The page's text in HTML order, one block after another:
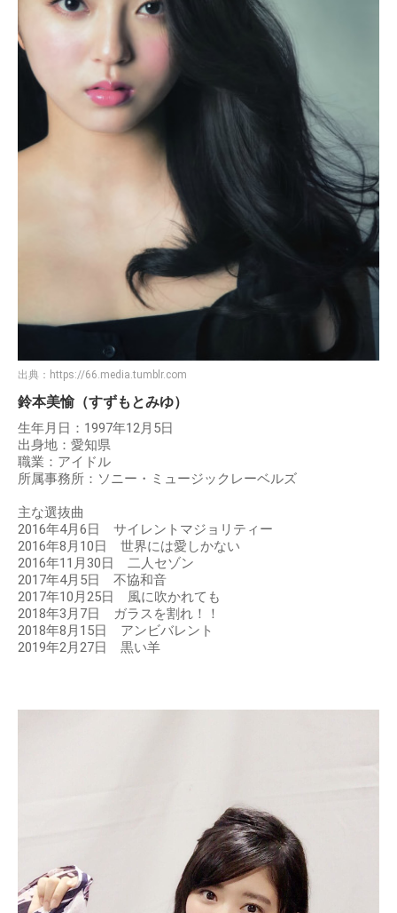
出典： https://66.media.tumblr.com
鈴本美愉（すずもとみゆ）
生年月日：1997年12月5日
出身地：愛知県
職業：アイドル
所属事務所：ソニー・ミュージックレーベルズ
主な選抜曲
2016年4月6日 サイレントマジョリティー
2016年8月10日 世界には愛しかない
2016年11月30日 二人セゾン
2017年4月5日 不協和音
2017年10月25日 風に吹かれても
2018年3月7日 ガラスを割れ！！
2018年8月15日 アンビバレント
2019年2月27日 黒い羊